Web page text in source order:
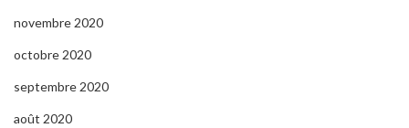
novembre 2020
octobre 2020
septembre 2020
août 2020